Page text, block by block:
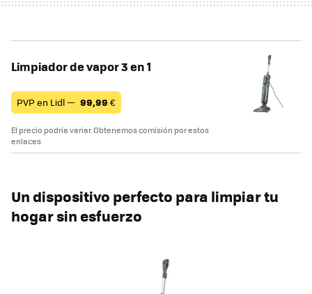
Limpiador de vapor 3 en 1
PVP en Lidl — 99,99 €
El precio podría variar. Obtenemos comisión por estos
enlaces
Un dispositivo perfecto para limpiar tu
hogar sin esfuerzo